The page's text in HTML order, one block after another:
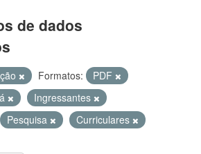
de dados
Formatos:
PDF
Ingressantes
Pesquisa
Curriculares